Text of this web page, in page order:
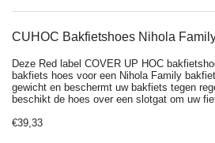
CUHOC Bakfietshoes Nihola
Deze Red label COVER UP HOC
bakfiets hoes voor een Nihola Family
gewicht en beschermt uw bakfiets tegen
beschikt de hoes over een slotgat om uw
€39,33